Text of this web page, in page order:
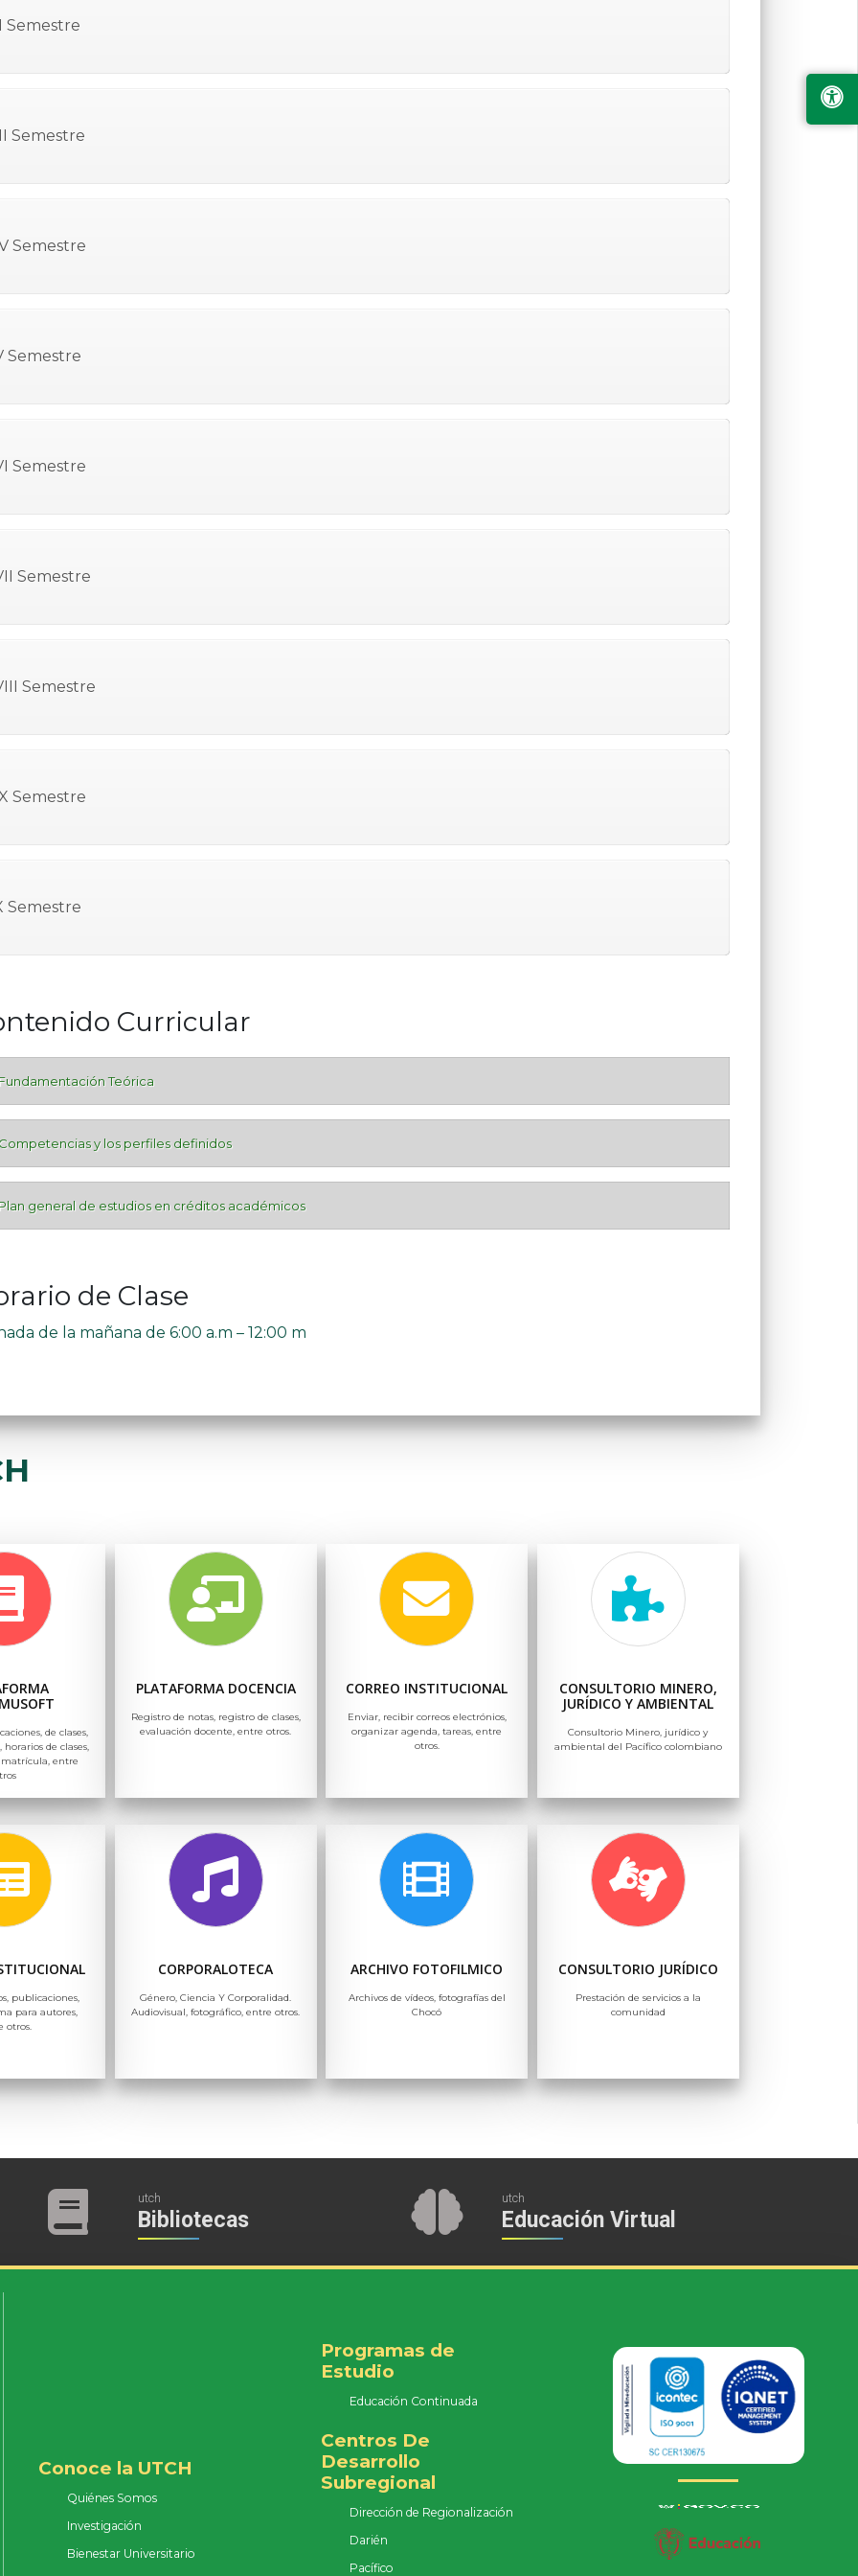
Semestre
Semestre
Semestre
Semestre
Semestre
Semestre
Semestre
Semestre
Semestre
Curricular
Teórica
y los perfiles definidos
general de estudios en créditos académicos
de Clase
de la mañana de 6:00 a.m – 12:00 m
de clases,
de clases,
entre
PLATAFORMA DOCENCIA
Registro de notas, registro de clases,
evaluación docente, entre otros.
CORREO INSTITUCIONAL
Enviar, recibir correos electrónios,
organizar agenda, tareas, entre
otros.
CONSULTORIO MINERO,
JURÍDICO Y AMBIENTAL
Consultorio Minero, jurídico y
ambiental del Pacífico colombiano
publicaciones,
para autores,
otros.
CORPORALOTECA
Género, Ciencia Y Corporalidad.
Audiovisual, fotográfico, entre otros.
ARCHIVO FOTOFILMICO
Archivos de vídeos, fotografías del
Chocó
CONSULTORIO JURÍDICO
Prestación de servicios a la
comunidad
utch
Bibliotecas
utch
Educación Virtual
Conoce la UTCH
Quiénes Somos
Investigación
Bienestar Universitario
Programas de
Estudio
Educación Continuada
Centros De
Desarrollo
Subregional
Dirección de Regionalización
Darién
Pacífico